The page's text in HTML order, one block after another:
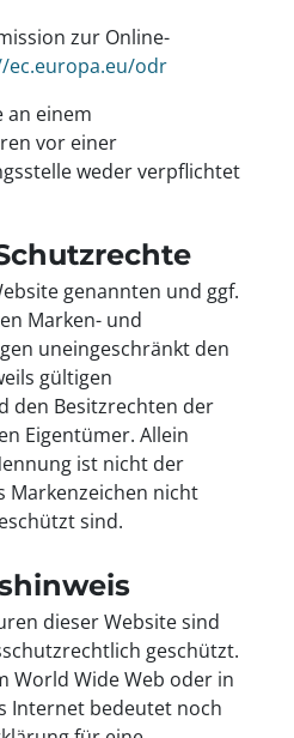
zur Online-
ec.europa.eu/odr
an einem
vor einer
weder verpflichtet
genannten und ggf.
Marken- und
uneingeschränkt den
gültigen
den Besitzrechten der
Eigentümer. Allein
ist nicht der
Markenzeichen nicht
sind.
dieser Website sind
geschützt.
World Wide Web oder in
Internet bedeutet noch